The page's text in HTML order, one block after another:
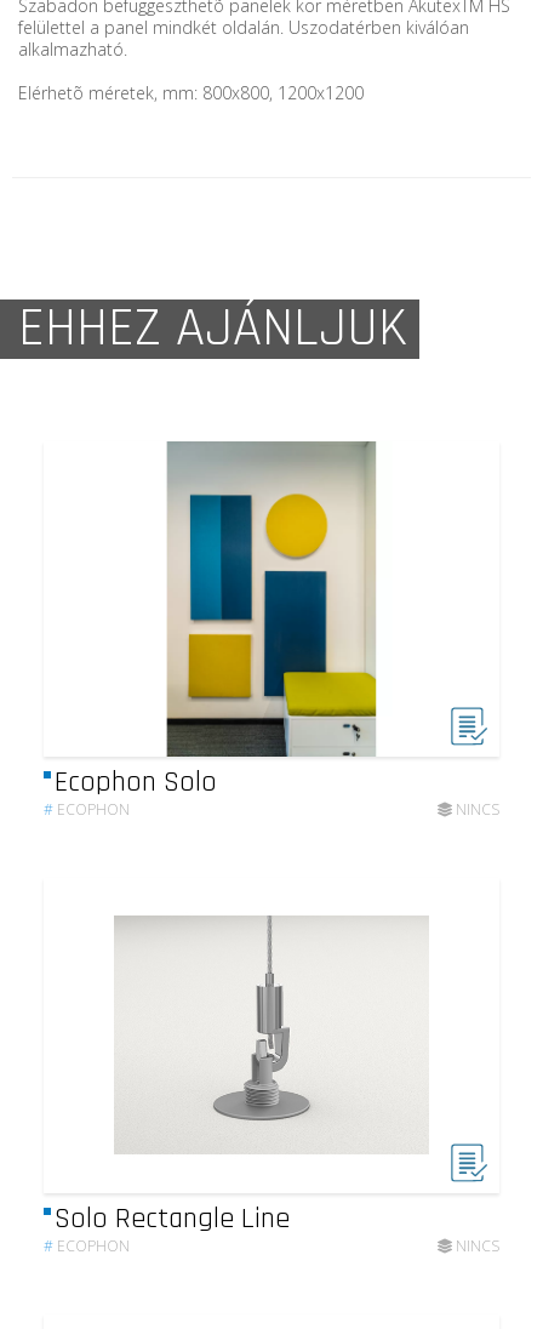
Szabadon befüggeszthetõ panelek kör méretben AkutexTM HS
felülettel a panel mindkét oldalán. Uszodatérben kiválóan
alkalmazható.
Elérhetõ méretek, mm: 800x800, 1200x1200
EHHEZ AJÁNLJUK
Ecophon Solo
# ECOPHON NINCS
Solo Rectangle Line
# ECOPHON NINCS